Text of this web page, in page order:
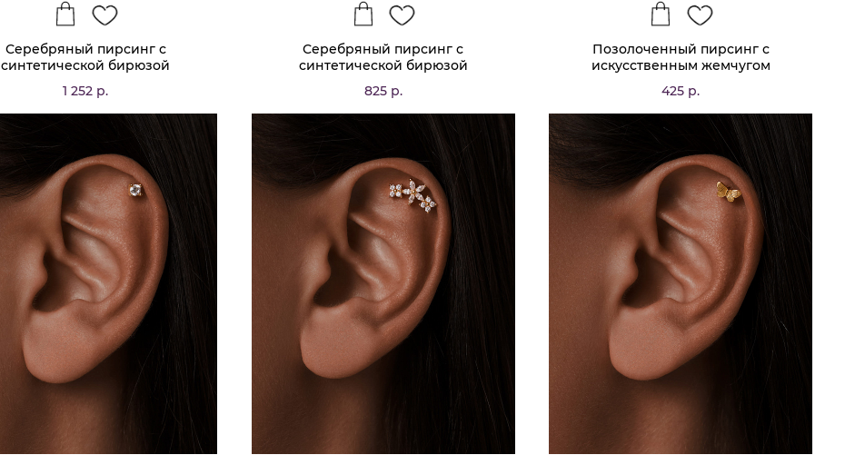
Серебряный пирсинг с
синтетической бирюзой
1 252 р.
Серебряный пирсинг с
синтетической бирюзой
825 р.
Позолоченный пирсинг с
искусственным жемчугом
425 р.